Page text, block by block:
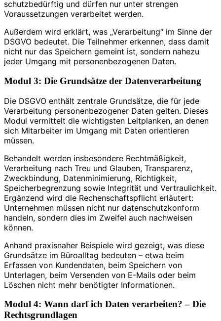
schutzbedürftig und dürfen nur unter strengen
Voraussetzungen verarbeitet werden.
Außerdem wird erklärt, was „Verarbeitung“ im Sinne der
DSGVO bedeutet. Die Teilnehmer erkennen, dass damit
nicht nur das Speichern gemeint ist, sondern nahezu
jeder Umgang mit personenbezogenen Daten.
Modul 3: Die Grundsätze der Datenverarbeitung
Die DSGVO enthält zentrale Grundsätze, die für jede
Verarbeitung personenbezogener Daten gelten. Dieses
Modul vermittelt die wichtigsten Leitplanken, an denen
sich Mitarbeiter im Umgang mit Daten orientieren
müssen.
Behandelt werden insbesondere Rechtmäßigkeit,
Verarbeitung nach Treu und Glauben, Transparenz,
Zweckbindung, Datenminimierung, Richtigkeit,
Speicherbegrenzung sowie Integrität und Vertraulichkeit.
Ergänzend wird die Rechenschaftspflicht erläutert:
Unternehmen müssen nicht nur datenschutzkonform
handeln, sondern dies im Zweifel auch nachweisen
können.
Anhand praxisnaher Beispiele wird gezeigt, was diese
Grundsätze im Büroalltag bedeuten – etwa beim
Erfassen von Kundendaten, beim Speichern von
Unterlagen, beim Versenden von E-Mails oder beim
Löschen nicht mehr benötigter Informationen.
Modul 4: Wann darf ich Daten verarbeiten? – Die
Rechtsgrundlagen